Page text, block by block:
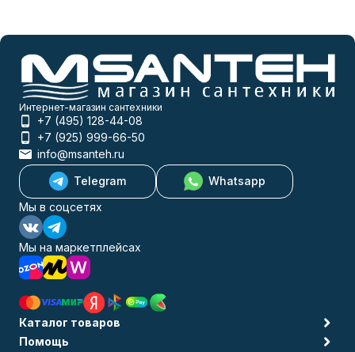
Интернет-магазин сантехники
+7 (495) 128-44-08
+7 (925) 999-66-50
info@msanteh.ru
Telegram
Whatsapp
Мы в соцсетях
Мы на маркетплейсах
Каталог товаров
Помощь